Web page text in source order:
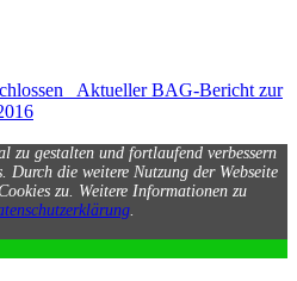
Aktueller BAG-Bericht zur
zu gestalten und fortlaufend verbessern
Durch die weitere Nutzung der Webseite
zu. Weitere Informationen zu
.